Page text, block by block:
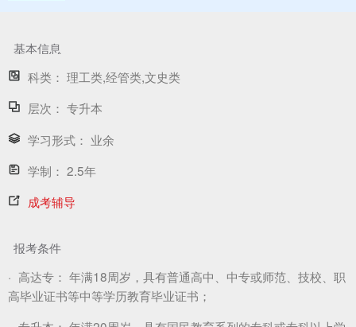
基本信息
科类： 理工类,经管类,文史类
层次： 专升本
学习形式： 业余
学制： 2.5年
成考辅导
报考条件
· 高达专： 年满18周岁，具有普通高中、中专或师范、技校、职
高毕业证书等中等学历教育毕业证书；